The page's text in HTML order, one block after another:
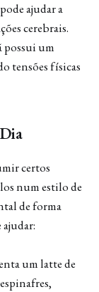
ajudar a
cerebrais.
possui um
tensões físicas
certos
num estilo de
de forma
um latte de